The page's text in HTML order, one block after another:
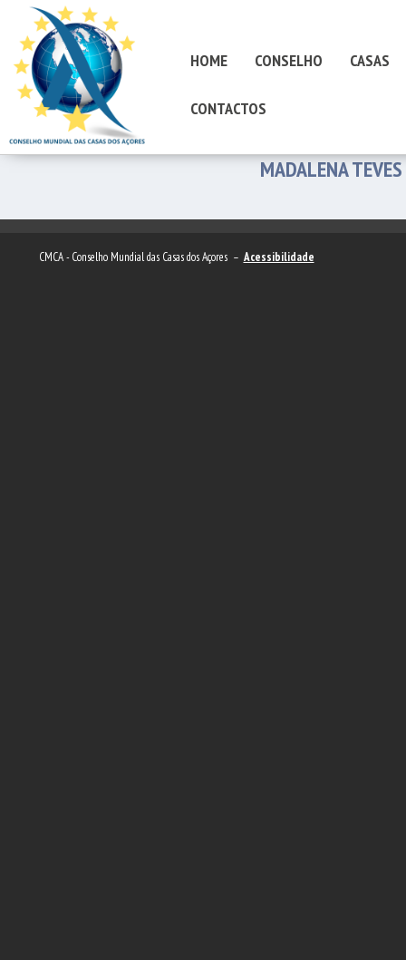
HOME CONSELHO CASAS
CONTACTOS
MADALENA
CMCA - Conselho Mundial das Casas dos Açores – Acessibilidade